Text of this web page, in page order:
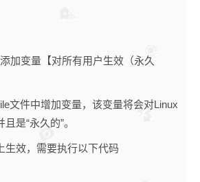
加变量【对所有用户生效（永久
文件中增加变量，该变量将会对Linux
是“永久的”。
生效，需要执行以下代码